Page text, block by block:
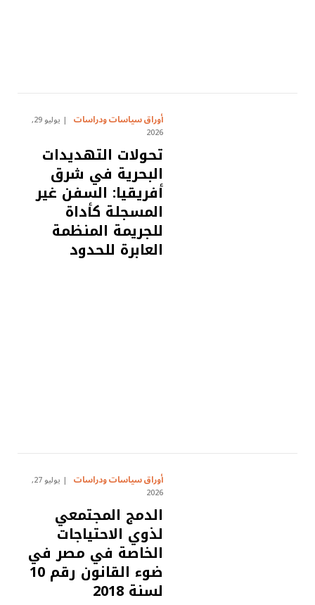
أوراق سياسات ودراسات يوليو 29,
2026
تحولات التهديدات
البحرية في شرق
أفريقيا: السفن غير
المسجلة كأداة
للجريمة المنظمة
العابرة للحدود
أوراق سياسات ودراسات يوليو 27,
2026
الدمج المجتمعي
لذوي الاحتياجات
الخاصة في مصر في
ضوء القانون رقم 10
لسنة 2018